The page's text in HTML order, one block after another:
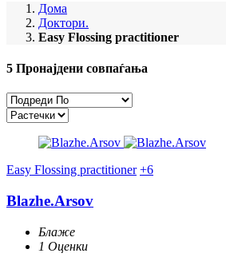
Дома
Доктори.
Easy Flossing practitioner
5 Пронајдени совпаѓања
Easy Flossing practitioner +6
Blazhe.Arsov
Блаже
1 Оценки